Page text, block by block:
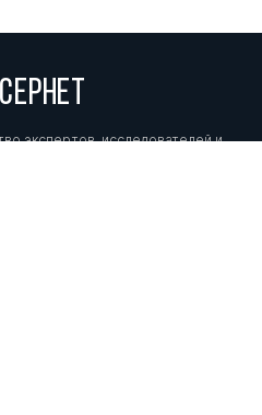
экспертов, исследователей и